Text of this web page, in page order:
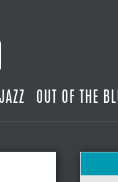
OUT OF THE